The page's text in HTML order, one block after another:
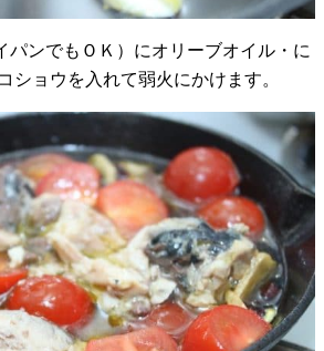
パンでもＯＫ）にオリーブオイル・に
ショウを入れて弱火にかけます。